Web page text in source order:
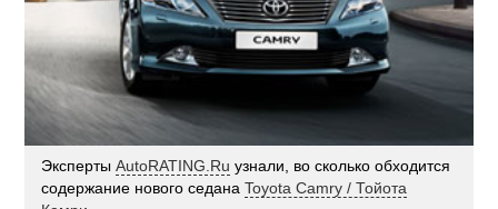
ЭкспертыAutoRATING.Ru узнали, во сколько обходится
содержание нового седанаToyota Camry / Тойота